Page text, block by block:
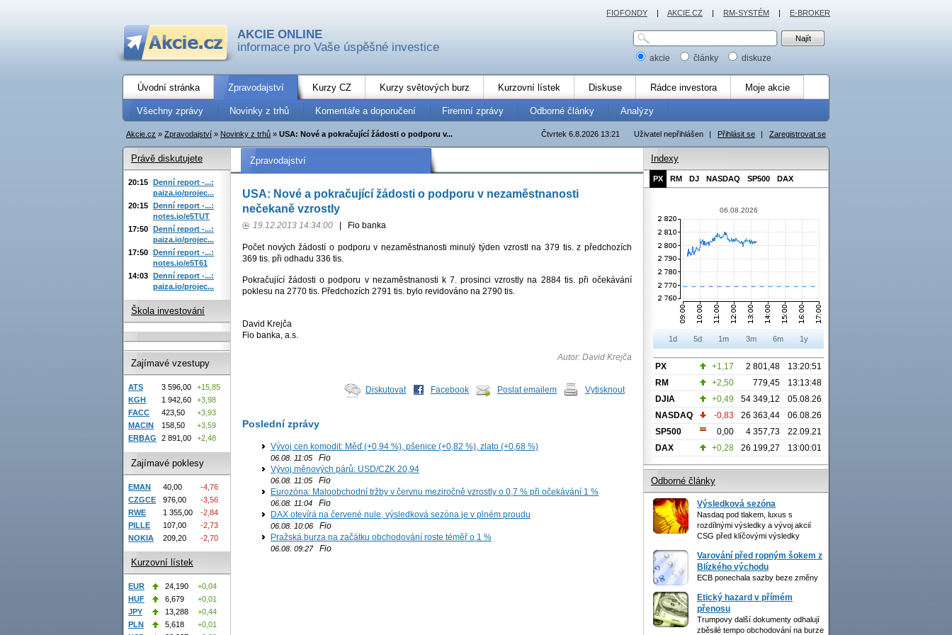
AKCIE ONLINE
informace pro Vaše úspěšné investice
akcie články diskuze
Úvodní stránka Zpravodajství Kurzy CZ Kurzy světových burz Kurzovní lístek Diskuse Rádce investora Moje akcie
Všechny zprávy Novinky z trhů Komentáře a doporučení Firemní zprávy Odborné články Analýzy
Uživatel nepřihlášen | Přihlásit se | Zaregistrovat se
Čtvrtek 6.8.2026 13:21
Akcie.cz » Zpravodajství » Novinky z trhů » USA: Nové a pokračující žádosti o podporu v...
Zpravodajství
USA: Nové a pokračující žádosti o podporu v nezaměstnanosti
nečekaně vzrostly
19.12.2013 14:34:00 Fio banka
Počet nových žádostí o podporu v nezaměstnanosti minulý týden vzrostl na 379 tis. z předchozích
369 tis. při odhadu 336 tis.
Pokračující žádosti o podporu v nezaměstnanosti k 7. prosinci vzrostly na 2884 tis. při očekávání
poklesu na 2770 tis. Předchozích 2791 tis. bylo revidováno na 2790 tis.
David Krejča
Fio banka, a.s.
Autor: David Krejča
Diskutovat Facebook Poslat emailem Vytisknout
Poslední zprávy
Vývoj cen komodit: Měď (+0,94 %), pšenice (+0,82 %), zlato (+0,68 %)
06.08. 11:05 Fio
Vývoj měnových párů: USD/CZK 20,94
06.08. 11:05 Fio
Eurozóna: Maloobchodní tržby v červnu meziročně vzrostly o 0,7 % při očekávání 1 %
06.08. 11:04 Fio
DAX otevírá na červené nule, výsledková sezóna je v plném proudu
06.08. 10:06 Fio
Pražská burza na začátku obchodování roste téměř o 1 %
06.08. 09:27Fio
Právě diskutujete
20:15 Denní report -...:
paiza.io/projec...
20:15 Denní report -...:
notes.io/e5TUT
17:50 Denní report -...:
paiza.io/projec...
17:50 Denní report -...:
notes.io/e5T61
14:03 Denní report -...:
paiza.io/projec...
Škola investování
Zajímavé vzestupy
ATS 3 596,00
+15,85
KGH
1 942,60
+3,98
FACC
423,50
+3,93
MACIN
158,50
+3,59
ERBAG
2 891,00 +2,48
Zajímavé poklesy
EMAN 40,00
-4,76
CZGCE
976,00
-3,56
RWE
1 355,00
-2,84
PILLE
107,00
-2,73
NOKIA
209,20 -2,70
Kurzovní lístek
EUR 24,190
+0,04
HUF
6,679
+0,01
JPY
13,288
+0,44
PLN
5,618
+0,01
Indexy
PX RM DJ NASDAQ SP500 DAX
06.08.2026
1d 5d 1m 3m 6m 1y
PX +1,17 2 801,48
13:20:51
RM
+2,50 779,45
13:13:48
DJIA
+0,49 54 349,12
05.08.26
NASDAQ
-0,83 26 363,44
06.08.26
SP500
0,00 4 357,73
22.09.21
DAX
+0,28 26 199,27 13:00:01
Odborné články
Výsledková sezóna
Nasdaq pod tlakem, luxus s
rozdílnými výsledky a vývoj akcií
CSG před klíčovými výsledky
Varování před ropným šokem z
Blízkého východu
ECB ponechala sazby beze změny
Etický hazard v přímém
přenosu
Trumpovy další dokumenty odhalují
zběsilé tempo obchodování na burze
FIOFONDY | AKCIE.CZ | RM-SYSTÉM | E-BROKER